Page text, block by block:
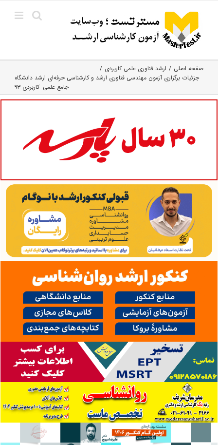
content
صفحه اصلی
ارشد فناوری علمی کاربردی
‌جزئیات برگزاری آزمون مهندسی فناوری ارشد و کارشناسی حرفه‌ای ارشد دانشگاه
جامع علمی- کاربردی ۹۳